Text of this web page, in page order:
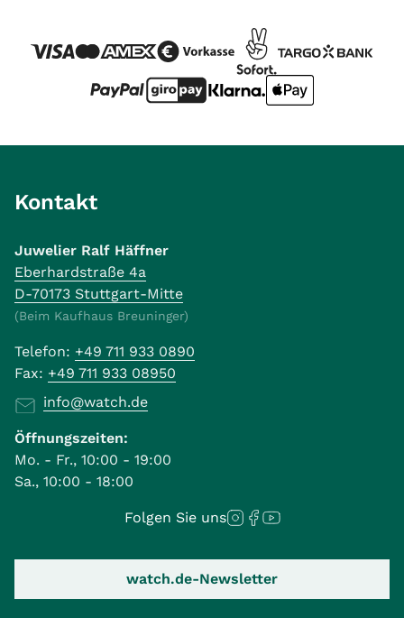
Kontakt
Juwelier Ralf Häffner
Eberhardstraße 4a
D-70173 Stuttgart-Mitte
(Beim Kaufhaus Breuninger)
Telefon: +49 711 933 0890
Fax: +49 711 933 08950
info@watch.de
Öffnungszeiten:
Mo. - Fr., 10:00 - 19:00
Sa., 10:00 - 18:00
Folgen Sie uns
watch.de-Newsletter